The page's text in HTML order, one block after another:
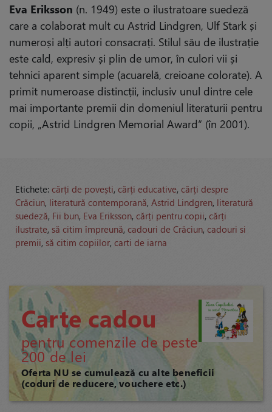
Eva Eriksson (n. 1949) este o ilustratoare suedeză
care a colaborat mult cu Astrid Lindgren, Ulf Stark și
numeroși alți autori consacrați. Stilul său de ilustrație
este cald, expresiv și plin de umor, în culori vii și
tehnici aparent simple (acuarelă, creioane colorate). A
primit numeroase distincții, inclusiv unul dintre cele
mai importante premii din domeniul literaturii pentru
copii, „Astrid Lindgren Memorial Award“ (în 2001).
Etichete: cărți de povești, cărți educative, cărți despre
Crăciun, literatură contemporană, Astrid Lindgren, literatură
suedeză, Fii bun, Eva Eriksson, cărți pentru copii, cărți
ilustrate, să citim împreună, cadouri de Crăciun, cadouri si
premii, să citim copiilor, carti de iarna
Carte cadou
pentru comenzile de peste
200 de lei
Oferta NU se cumulează cu alte beneficii
(coduri de reducere, vouchere etc.)